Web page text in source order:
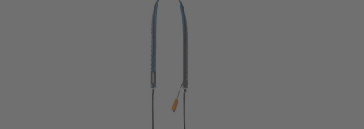
E-post:
kundeservice@japanphoto.no